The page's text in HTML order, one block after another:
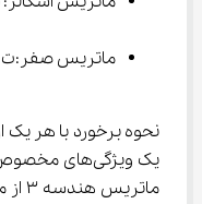
ماتریس صفر:‌ت مام درایه‌های آن صفر است.
یک ویژگی‌های